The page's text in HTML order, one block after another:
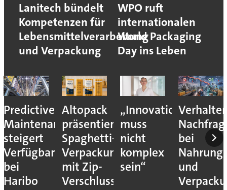
Lanitech bündelt
Kompetenzen für
Lebensmittelverarbeitung
und Verpackung
WPO ruft
internationalen
World Packaging
Day ins Leben
Predictive
Maintenance
steigert
Verfügbarkeit
bei
Haribo
Altopack
präsentiert
Spaghetti-
Verpackung
mit Zip-
Verschluss
„Innovation
muss
nicht
komplex
sein“
bei
und